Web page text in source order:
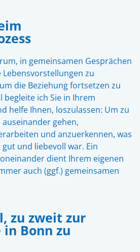
in gemeinsamen Gesprächen
zu
die Beziehung fortsetzen zu
begleite ich Sie in Ihrem
helfe Ihnen, loszulassen: Um zu
gehen,
und anzuerkennen, was
und liebevoll war. Ein
dient Ihrem eigenen
auch (ggf.) gemeinsamen
zu zweit zur
Bonn zu